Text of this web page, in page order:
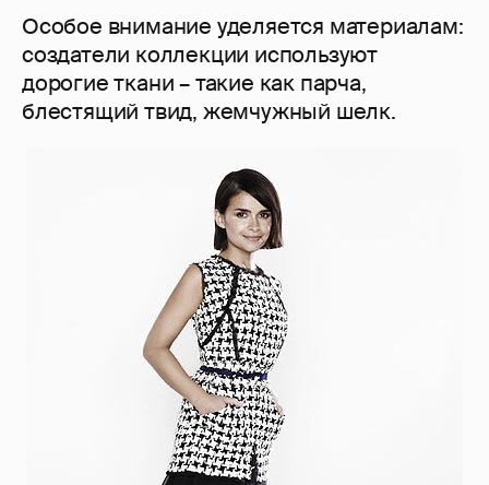
Особое внимание уделяется материалам:
создатели коллекции используют
дорогие ткани – такие как парча,
блестящий твид, жемчужный шелк.